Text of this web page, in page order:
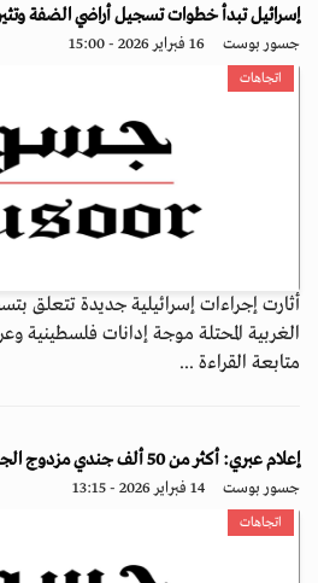
إسرائيل تبدأ خطوات تسجيل أراضي الضفة
جسور بوست 16 فبراير 2026 - 15:00
اتجاهات
أثارت إجراءات إسرائيلية جديدة تتعلق
الغربية المحتلة موجة إدانات فلسطينية
متابعة القراءة ...
إعلام عبري: أكثر من 50 ألف جندي مزدوج الجنسية في الجيش الإسرائيلي
جسور بوست 14 فبراير 2026 - 13:15
اتجاهات